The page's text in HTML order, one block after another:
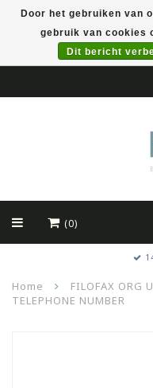
(0)
Home
FILOFAX ORG
TELEPHONE NUMBER
Door het gebruiken van
gebruik van cookies
Dit bericht